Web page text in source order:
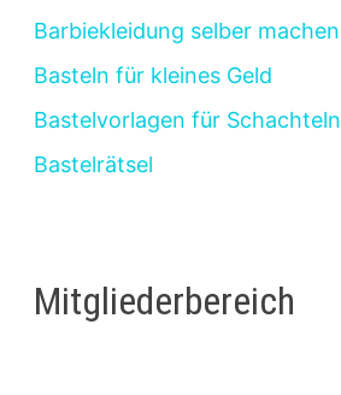
Barbiekleidung selber machen
Basteln für kleines Geld
Bastelvorlagen für Schachteln
Bastelrätsel
Mitgliederbereich